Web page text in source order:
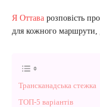
Я Оттава розповість
для кожного маршрути,
Трансканадська стежка
ТОП-5 варіантів